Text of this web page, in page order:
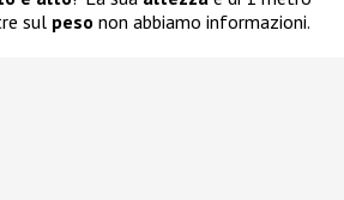
sul peso non abbiamo informazioni.